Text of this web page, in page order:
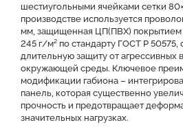
шестиугольными ячейками сетки
производстве используется
мм, защищенная ЦП(ПВХ) покрытием
245 г/м² по стандарту ГОСТ Р
длительную защиту от агрессивных
окружающей среды. Ключевое
модификации габиона –
панель, которая существенно
прочность и предотвращает
значительных нагрузках.